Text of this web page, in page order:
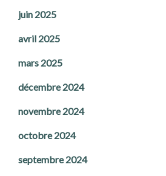
juin 2025
avril 2025
mars 2025
décembre 2024
novembre 2024
octobre 2024
septembre 2024